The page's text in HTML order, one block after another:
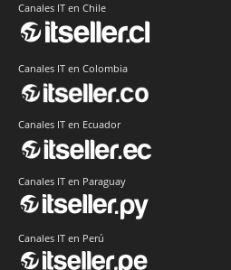
Canales IT en Chile
Canales IT en Colombia
Canales IT en Ecuador
Canales IT en Paraguay
Canales IT en Perú